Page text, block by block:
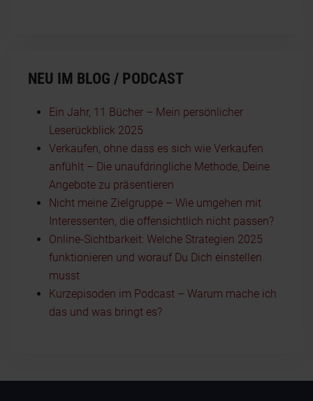
NEU IM BLOG / PODCAST
Ein Jahr, 11 Bücher – Mein persönlicher
Leserückblick 2025
Verkaufen, ohne dass es sich wie Verkaufen
anfühlt – Die unaufdringliche Methode, Deine
Angebote zu präsentieren
Nicht meine Zielgruppe – Wie umgehen mit
Interessenten, die offensichtlich nicht passen?
Online-Sichtbarkeit: Welche Strategien 2025
funktionieren und worauf Du Dich einstellen
musst
Kurzepisoden im Podcast – Warum mache ich
das und was bringt es?